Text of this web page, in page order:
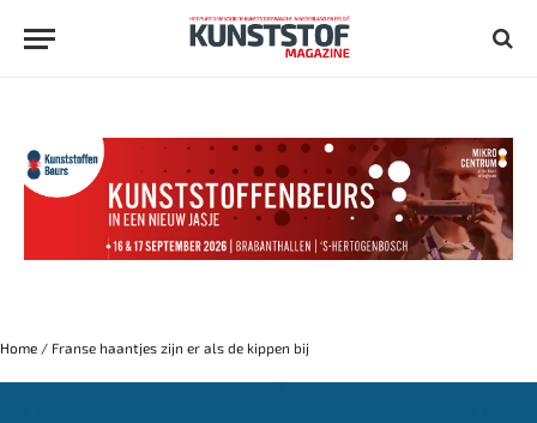
Home / Franse haantjes zijn er als de kippen bij